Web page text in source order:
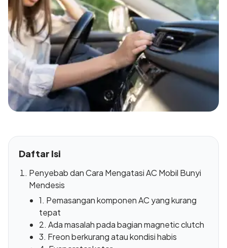
Daftar Isi
Penyebab dan Cara Mengatasi AC Mobil Bunyi
Mendesis
1. Pemasangan komponen AC yang kurang
tepat
2. Ada masalah pada bagian magnetic clutch
3. Freon berkurang atau kondisi habis